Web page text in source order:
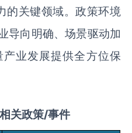
的关键领域。政策环境
导向明确、场景驱动加
业发展提供全方位保
关政策/事件